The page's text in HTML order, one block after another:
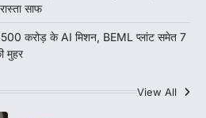
साफ
500 करोड़ के AI मिशन, BEML प्लांट समेत 7
मुहर
View All